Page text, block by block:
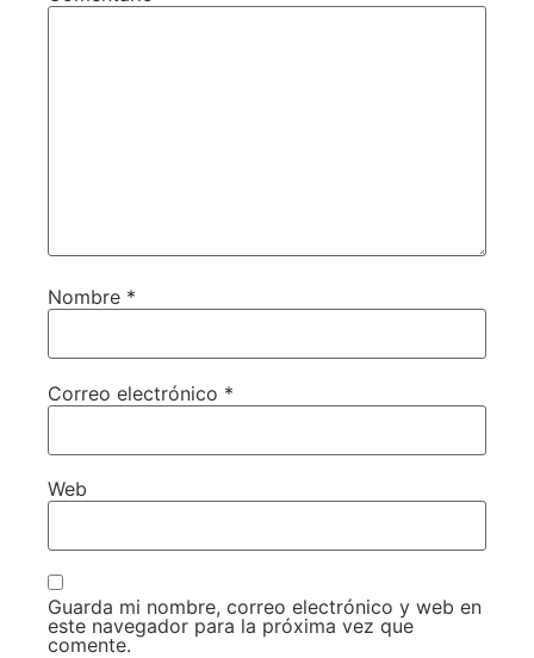
Nombre *
Correo electrónico *
Web
Guarda mi nombre, correo electrónico y web en
este navegador para la próxima vez que
comente.